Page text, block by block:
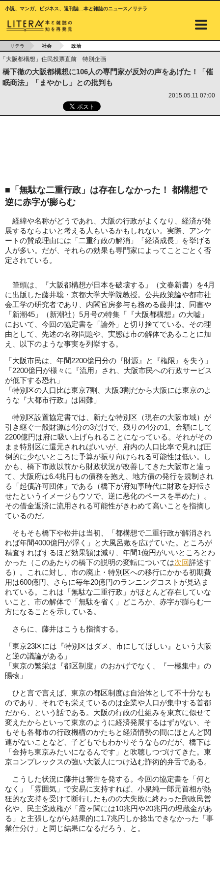
小説、マンガ、ビジネス、週刊誌…本と雑誌のニュース／リテラ
リテラ 社会 政治
「大阪都構想」住民投票直前 特別企画
橋下徹の大阪都構想に106人の専門家が反対の声をあげた！「催
眠商法」「まやかし」との批判も
2015.05.11 07:00
■「無駄な二重行政」は存在しなかった！ 都構想で
逆に赤字が膨らむ
経緯や名称がどうであれ、大阪の行政がよくなり、経済が発
展するならよいと考える人もいるかもしれない。実際、アンケ
ートの賛成理由には「二重行政の解消」「経済成長」を挙げる
人が多い。だが、それらの効果も専門家によってことごとく否
定されている。
筆頭は、『大阪都構想が日本を破壊する』（文春新書）を4月
に出版した藤井聡・京都大学大学院教授。公共政策論や都市社
会工学の研究者であり、内閣官房参与も務める藤井は、同書や
「新潮45」（新潮社）5月号の特集「『大阪都構想』の大嘘」
において、今回の協定書を「論外」と切り捨てている。その理
由として、先述の名称問題や、実態は市の解体であることに加
え、以下のような事実を列挙する。
「大阪市民は、年間2200億円分の『財源』と『権限』を失う」
「2200億円が様々に『流用』され、大阪市民への行政サービス
が低下する恐れ」
「特別区の人口比は東京7割、大阪3割だから大阪には東京のよ
うな『大都市行政』は困難」
特別区設置協定書では、新たな特別区（現在の大阪市域）が
引き継ぐ一般財源は4分の3だけで、残りの4分の1、金額にして
2200億円は府に吸い上げられることになっている。それがその
まま特別区に還元されればいいが、府内の人口比率で見れば圧
倒的に少ないところに予算が振り向けられる可能性は低い。し
かも、橋下市政以前から財政状況が改善してきた大阪市と違っ
て、大阪府は6.4兆円もの債務を抱え、地方債の発行を規制され
る「起債許可団体」である（橋下が府知事時代に財政を好転さ
せたというイメージもウソで、逆に悪化のペースを早めた）。
その借金返済に流用される可能性がきわめて高いことを指摘し
ているのだ。
そもそも橋下や松井は当初、「都構想で二重行政が解消され
れば年間4000億円が浮く」と大風呂敷を広げていた。ところが
精査すればするほど効果額は減り、年間1億円がいいところとわ
かった（このあたりの橋下の説明の変転については次回詳述す
る）。これに対し、市の廃止・特別区への移行にかかる初期費
用は600億円、さらに毎年20億円のランニングコストが見込ま
れている。これは「無駄な二重行政」がほとんど存在していな
いこと、市の解体で「無駄を省く」どころか、赤字が膨らむ一
方になることを示している。
さらに、藤井はこうも指摘する。
「東京23区には『特別区はダメ、市にしてほしい』という大阪
と逆の議論がある」
「東京の繁栄は『都区制度』のおかげでなく、『一極集中』の
賜物」
ひと言で言えば、東京の都区制度は自治体として不十分なも
のであり、それでも栄えているのは企業や人口が集中する首都
だから、という話である。大阪の行政の仕組みを東京に似せて
変えたからといって東京のように経済発展するはずがない、そ
もそも各都市の行政機構のかたちと経済情勢の間にほとんど関
連がないことなど、子どもでもわかりそうなものだが、橋下は
「金持ち東京みたいになるんです」と吹聴しつづけてきた。東
京コンプレックスの強い大阪人につけ込む詐術的弁舌である。
こうした状況に藤井は警告を発する。今回の協定書を「何と
なく」「雰囲気」で安易に支持すれば、小泉純一郎元首相が熱
狂的な支持を受けて断行したものの大失敗に終わった郵政民営
化や、民主党政権が「霞ヶ関には10兆円や20兆円の埋蔵金があ
る」と主張しながら結果的に1.7兆円しか捻出できなかった「事
業仕分け」と同じ結果になるだろう、と。